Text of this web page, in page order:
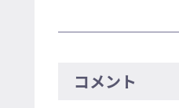
コメント